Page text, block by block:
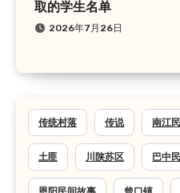
取的学生名单
2026年7月26日
传统村落 传说 南江
土匪 川陕苏区 巴中